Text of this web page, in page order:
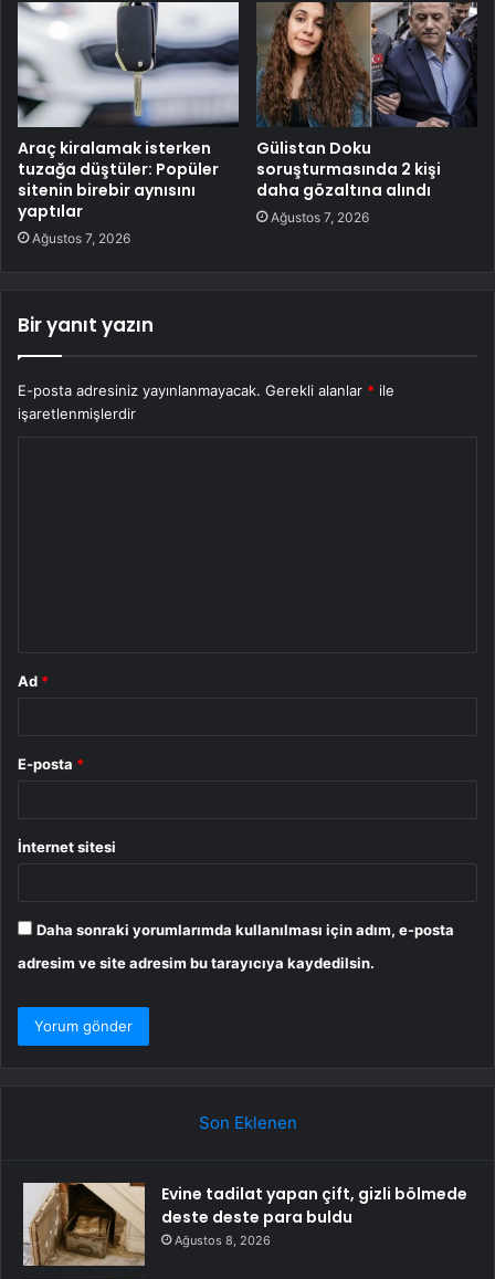
Araç kiralamak isterken
tuzağa düştüler: Popüler
sitenin birebir aynısını
yaptılar
Ağustos 7, 2026
Gülistan Doku
soruşturmasında 2 kişi
daha gözaltına alındı
Ağustos 7, 2026
Bir yanıt yazın
E-posta adresiniz yayınlanmayacak. Gerekli alanlar * ile
işaretlenmişlerdir
Ad *
E-posta *
İnternet sitesi
Daha sonraki yorumlarımda kullanılması için adım, e-posta
adresim ve site adresim bu tarayıcıya kaydedilsin.
Son Eklenen
Evine tadilat yapan çift, gizli bölmede
deste deste para buldu
Ağustos 8, 2026